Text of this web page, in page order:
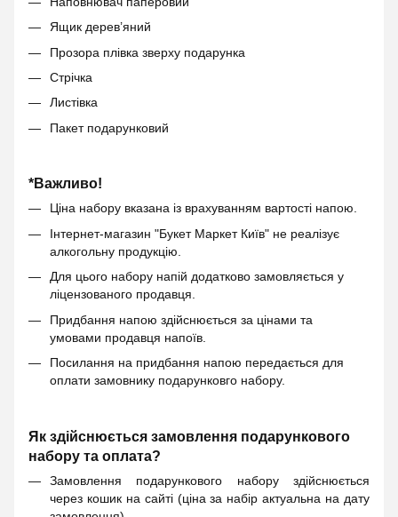
Ящик дерев’яний
Прозора плівка зверху подарунка
Стрічка
Листівка
Пакет подарунковий
*Важливо!
Ціна набору вказана із врахуванням вартості напою.
Інтернет-магазин "Букет Маркет Київ" не реалізує
алкогольну продукцію.
Для цього набору напій додатково замовляється у
ліцензованого продавця.
Придбання напою здійснюється за цінами та
умовами продавця напоїв.
Посилання на придбання напою передається для
оплати замовнику подарунковго набору.
Як здійснюється замовлення подарункового
набору та оплата?
Замовлення подарункового набору здійснюється
через кошик на сайті (ціна за набір актуальна на дату